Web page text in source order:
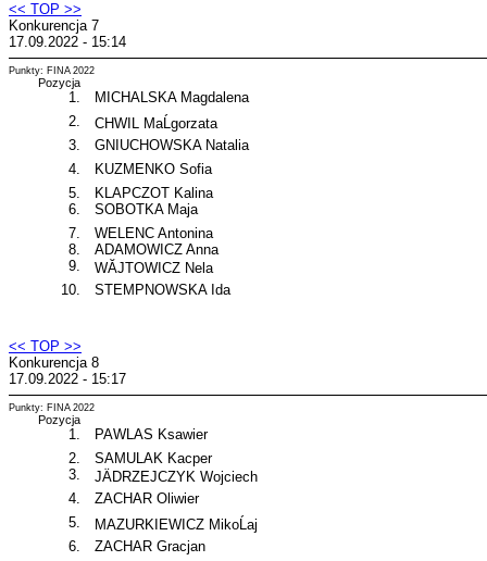
<< TOP >>
Konkurencja 7
17.09.2022 - 15:14
Punkty: FINA 2022
Pozycja
1.
MICHALSKA Magdalena
2.
CHWIL MaĹgorzata
3.
GNIUCHOWSKA Natalia
4.
KUZMENKO Sofia
5.
KLAPCZOT Kalina
6.
SOBOTKA Maja
7.
WELENC Antonina
8.
ADAMOWICZ Anna
9.
WĂJTOWICZ Nela
10.
STEMPNOWSKA Ida
<< TOP >>
Konkurencja 8
17.09.2022 - 15:17
Punkty: FINA 2022
Pozycja
1.
PAWLAS Ksawier
2.
SAMULAK Kacper
3.
JÄDRZEJCZYK Wojciech
4.
ZACHAR Oliwier
5.
MAZURKIEWICZ MikoĹaj
6.
ZACHAR Gracjan